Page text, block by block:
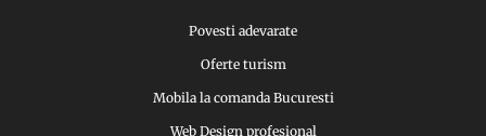
Povesti adevarate
Oferte turism
Mobila la comanda Bucuresti
Web Design profesional